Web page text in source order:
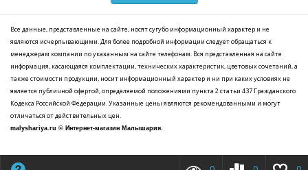
Все данные, представленные на сайте, носят сугубо информационный характер и не
являются исчерпывающими. Для более подробной информации следует обращаться к
менеджерам компании по указанным на сайте телефонам. Вся представленная на сайте
информация, касающаяся комплектации, технических характеристик, цветовых сочетаний, а
также стоимости продукции, носит информационный характер и ни при каких условиях не
является публичной офертой, определяемой положениями пункта 2 статьи 437 Гражданского
Кодекса Российской Федерации. Указанные цены являются рекомендованными и могут
отличаться от действительных цен.
malyshariya.ru © Интернет-магазин Малышария.